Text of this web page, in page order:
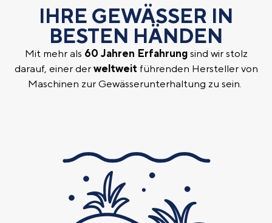
IHRE GEWÄSSER IN
BESTEN HÄNDEN
Mit mehr als 60 Jahren Erfahrungsind wir stolz
darauf, einer der weltweit führenden Hersteller von
Maschinen zur Gewässerunterhaltung zu sein.